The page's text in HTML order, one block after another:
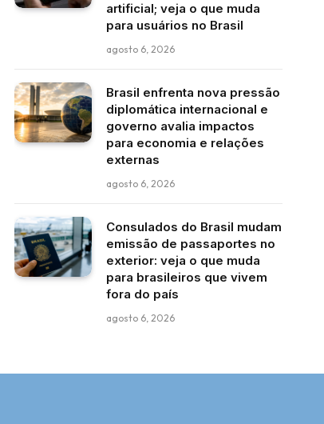
artificial; veja o que muda
para usuários no Brasil
agosto 6, 2026
Brasil enfrenta nova pressão
diplomática internacional e
governo avalia impactos
para economia e relações
externas
agosto 6, 2026
Consulados do Brasil mudam
emissão de passaportes no
exterior: veja o que muda
para brasileiros que vivem
fora do país
agosto 6, 2026